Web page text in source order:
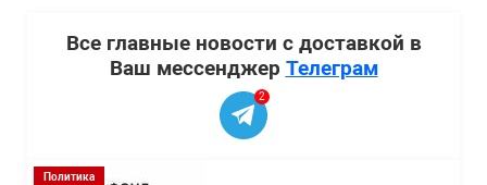
Все главные новости с доставкой в
Ваш мессенджер Телеграм
2
Политика